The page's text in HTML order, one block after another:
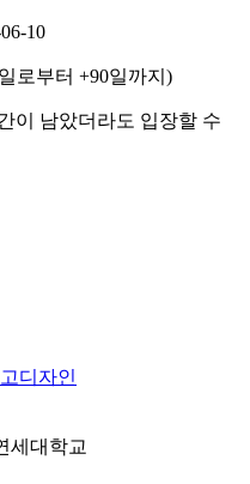
10
로부터 +90일까지)
이 남았더라도 입장할 수
디자인
세대학교